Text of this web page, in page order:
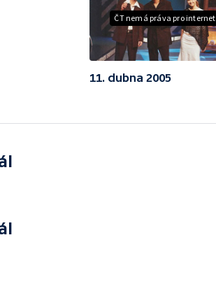
ČT nemá práva pro internet
11. dubna 2005